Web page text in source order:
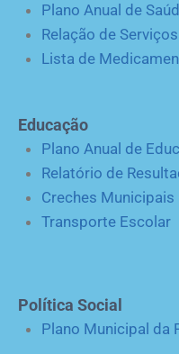
Plano Anual de
Relação de
Lista de
Educação
Plano Anual de
Relatório de
Creches
Transporte Escolar
Política Social
Plano Municipal da